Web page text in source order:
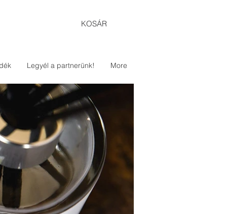
KOSÁR
Legyél a partnerünk! More